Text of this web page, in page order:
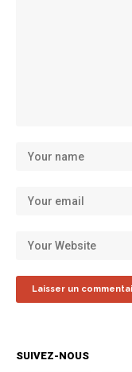
SUIVEZ-NOUS